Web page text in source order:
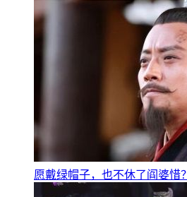
愿戴绿帽子，也不休了阎婆惜？